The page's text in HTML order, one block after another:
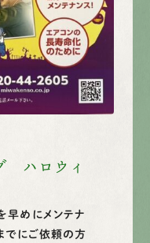
ハロウィ
早めにメンテナ
でにご依頼の方